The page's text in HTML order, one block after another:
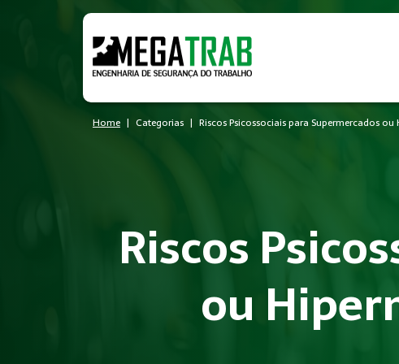
Home Categorias Riscos Psicossociais para Supermercados
Riscos
ou